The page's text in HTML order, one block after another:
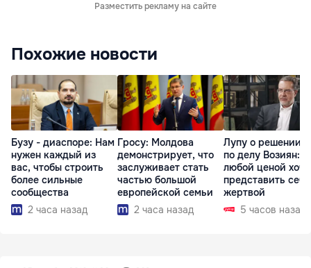
Разместить рекламу на сайте
Похожие новости
Бузу - диаспоре: Нам
нужен каждый из
вас, чтобы строить
более сильные
сообщества
2 часа назад
Гросу: Молдова
демонстрирует, что
заслуживает стать
частью большой
европейской семьи
2 часа назад
Лупу о решении
по делу Возиян:
любой ценой
представить себя
жертвой
5 часов назад